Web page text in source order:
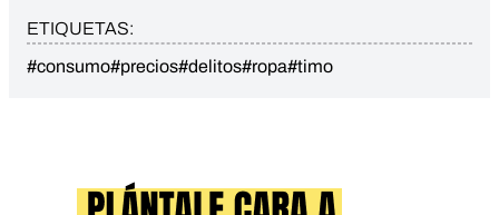
ETIQUETAS:
#consumo#precios#delitos#ropa#timo